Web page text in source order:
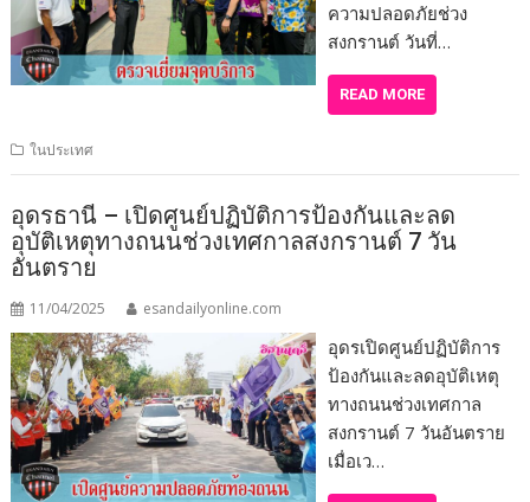
ความปลอดภัยช่วง
สงกรานต์ วันที่…
READ MORE
ในประเทศ
อุดรธานี – เปิดศูนย์ปฏิบัติการป้องกันและลด
อุบัติเหตุทางถนนช่วงเทศกาลสงกรานต์ 7 วัน
อันตราย
11/04/2025 esandailyonline.com
อุดรเปิดศูนย์ปฏิบัติการ
ป้องกันและลดอุบัติเหตุ
ทางถนนช่วงเทศกาล
สงกรานต์ 7 วันอันตราย
เมื่อเว…